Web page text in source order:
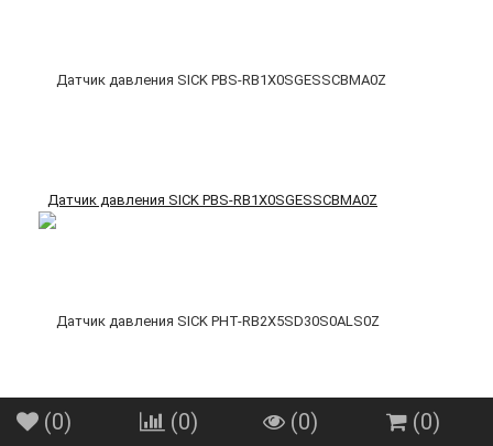
Датчик давления SICK PBS-RB1X0SGESSCBMA0Z
(0) (0) (0) (0)